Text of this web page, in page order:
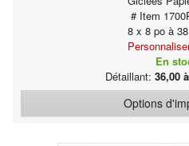
# Item
8 x 8 po à
En
Détaillant: 36,00
Options